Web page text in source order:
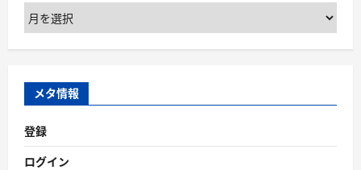
ア
ー
カ
ブ
メタ情報
登録
ログイン